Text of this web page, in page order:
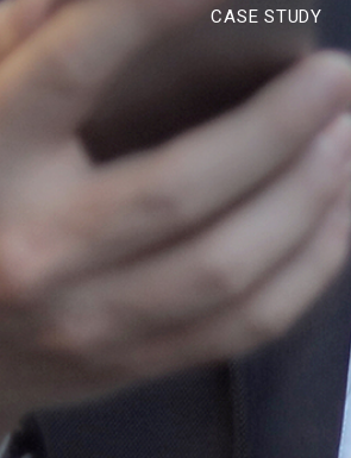
CASE STUDY